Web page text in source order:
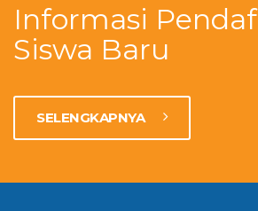
Informasi
Siswa Baru
SELENGKAPNYA